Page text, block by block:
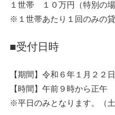
１世帯 １０万円（特別の
※１世帯あたり１回のみの貸
■受付日時
【期間】令和６年１月２２
【時間】午前９時から正
※平日のみとなります。（土